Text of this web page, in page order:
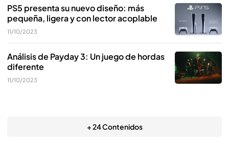
PS5 presenta su nuevo diseño: más
pequeña, ligera y con lector acoplable
11/10/2023
Análisis de Payday 3: Un juego de hordas
diferente
11/10/2023
+ 24 Contenidos